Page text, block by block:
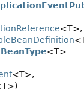
<T>,
<T>
<T>,